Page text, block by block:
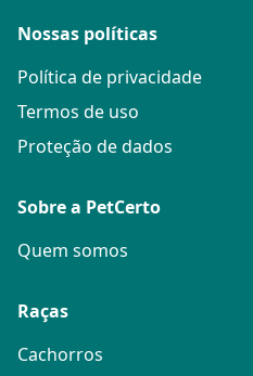
Nossas políticas
Política de privacidade
Termos de uso
Proteção de dados
Sobre a PetCerto
Quem somos
Raças
Cachorros